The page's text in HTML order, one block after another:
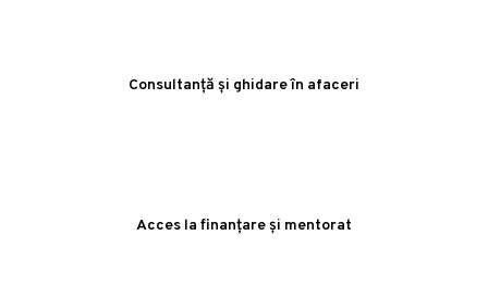
Consultanță și ghidare în afaceri
Acces la finanțare și mentorat